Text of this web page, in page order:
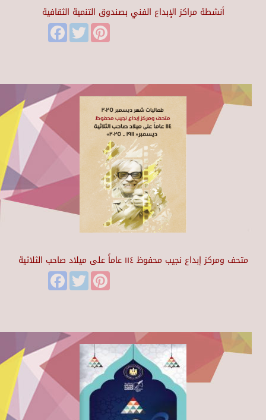
أنشطة مراكز الإبداع الفني بصندوق التنمية الثقافية
FacebookTwitter
متحف ومركز إبداع نجيب محفوظ ١١٤ عاماً على ميلاد صاحب الثلاثية
FacebookTwitter